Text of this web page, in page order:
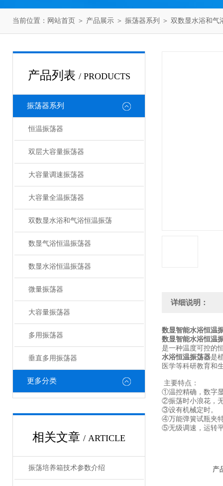
当前位置： 网站首页 ＞ 产品展示 ＞ 振荡器系列 ＞ 双数显水浴和气
产品列表 / PRODUCTS
振荡器系列
恒温振荡器
双层大容量振荡器
大容量调速振荡器
大容量全温振荡器
双数显水浴和气浴恒温振荡
数显气浴恒温振荡器
数显水浴恒温振荡器
微量振荡器
大容量振荡器
多用振荡器
垂直多用振荡器
更多分类
相关文章 / ARTICLE
振荡培养箱技术参数介绍
详细说明：
数显智能水浴恒温
数显智能水浴恒温
是一种温度可控的
水浴恒温振荡器是
医学等科研教育和
主要特点：
①温控精确，数字
②振荡时小浪花，
③设有机械定时。
④万能弹簧试瓶夹
⑤无级调速，运转
产